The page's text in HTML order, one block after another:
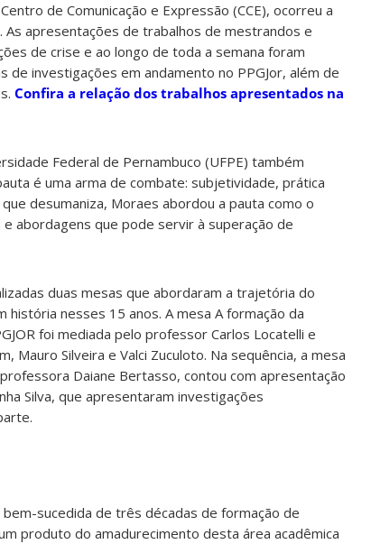
de Comunicação e Expressão (CCE), ocorreu a
As apresentações de trabalhos de mestrandos e
de crise e ao longo de toda a semana foram
investigações em andamento no PPGJor, além de
Confira a relação dos trabalhos apresentados na
Federal de Pernambuco (UFPE) também
é uma arma de combate: subjetividade, prática
desumaniza, Moraes abordou a pauta como o
abordagens que pode servir à superação de
duas mesas que abordaram a trajetória do
nesses 15 anos. A mesa A formação da
foi mediada pelo professor Carlos Locatelli e
Mauro Silveira e Valci Zuculoto. Na sequência, a mesa
Daiane Bertasso, contou com apresentação
Silva, que apresentaram investigações
bem-sucedida de três décadas de formação de
produto do amadurecimento desta área acadêmica